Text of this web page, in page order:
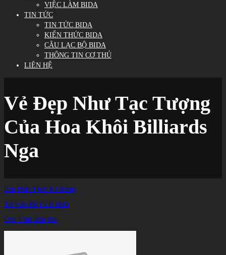
VIỆC LÀM BIDA
TIN TỨC
TIN TỨC BIDA
KIẾN THỨC BIDA
CÂU LẠC BỘ BIDA
THÔNG TIN CƠ THỦ
LIÊN HỆ
Vẻ Đẹp Như Tạc Tượng
Của Hoa Khôi Billiards
Nga
Trang chủ
TIN TỨC
Vẻ Đẹp Như Tạc Tượng Của Hoa Khôi Billiards Nga
Bàn Bida Thiết Kế Riêng
Tư Vấn Mở CLB Bida
Cho Thuê Bàn Bia